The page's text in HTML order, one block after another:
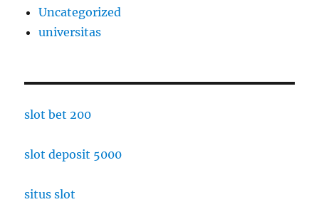
Uncategorized
universitas
slot bet 200
slot deposit 5000
situs slot